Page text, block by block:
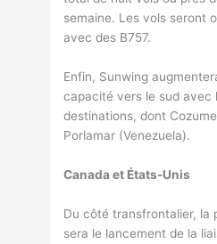
semaine. Les vols seront
avec des B757.
Enfin, Sunwing
capacité vers le sud avec
destinations, dont
Porlamar (Venezuela).
Canada et États-Unis
Du côté transfrontalier, la
sera le lancement de la